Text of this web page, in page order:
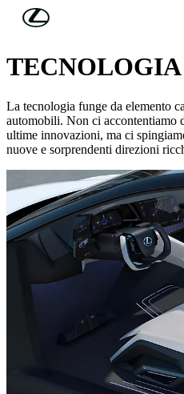
Skip to Main Content
SCOPRI LEXUS
TECNOLOGIA
La tecnologia funge da elemento
automobili. Non ci accontentiamo
ultime innovazioni, ma ci
nuove e sorprendenti direzioni